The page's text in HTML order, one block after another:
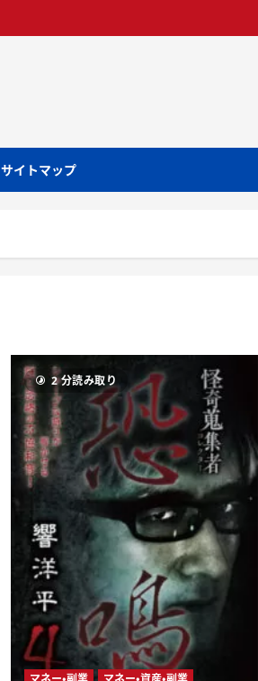
サイトマップ
2 分読み取り